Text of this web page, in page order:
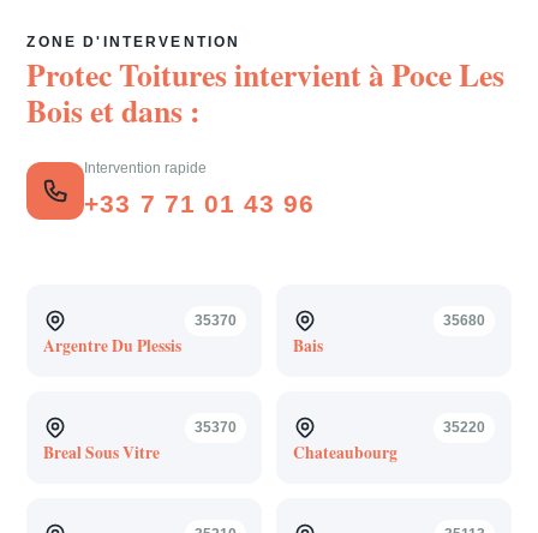
ZONE D'INTERVENTION
Protec Toitures intervient àPoce Les
Boiset dans :
Intervention rapide
+33 7 71 01 43 96
35370
Argentre Du Plessis
35680
Bais
35370
Breal Sous Vitre
35220
Chateaubourg